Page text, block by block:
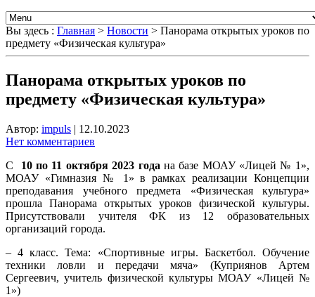
Вы здесь : Главная > Новости > Панорама открытых уроков по
предмету «Физическая культура»
Панорама открытых уроков по
предмету «Физическая культура»
Автор: impuls | 12.10.2023
Нет комментариев
С
10 по 11 октября 2023 года на базе МОАУ «Лицей № 1»,
МОАУ «Гимназия № 1» в рамках реализации Концепции
преподавания учебного предмета «Физическая культура»
прошла Панорама открытых уроков физической культуры.
Присутствовали учителя ФК из 12 образовательных
организаций города.
– 4 класс. Тема: «Спортивные игры. Баскетбол. Обучение
техники ловли и передачи мяча» (Куприянов Артем
Сергеевич, учитель физической культуры МОАУ «Лицей №
1»)